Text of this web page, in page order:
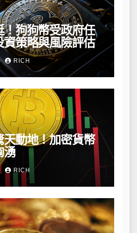
！狗狗幣受政府任
資策略與風險評估
RICH
天動地！加密貨幣
湧
RICH